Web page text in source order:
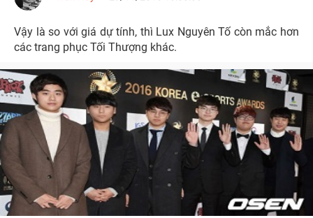
Vậy là so với giá dự tính, thì Lux Nguyên Tố còn mắc hơn
các trang phục Tối Thượng khác.